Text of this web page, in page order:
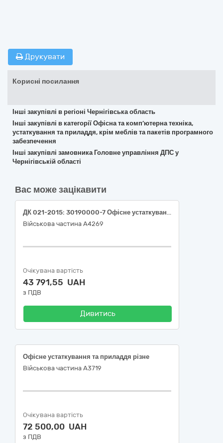
Друкувати
Корисні посилання
Інші закупівлі в регіоні Чернігівська область
Інші закупівлі в категорії Офісна та комп’ютерна техніка,
устаткування та приладдя, крім меблів та пакетів програмного
забезпечення
Інші закупівлі замовника Головне управління ДПС у
Чернігівській області
Вас може зацікавити
ДК 021-2015: 30190000-7 Офісне устаткування та приладдя різне
Військова частина А4269
Очікувана вартість
43 791,55 UAH
з ПДВ
Дивитись
Офісне устаткування та приладдя різне
Військова частина А3719
Очікувана вартість
72 500,00 UAH
з ПДВ